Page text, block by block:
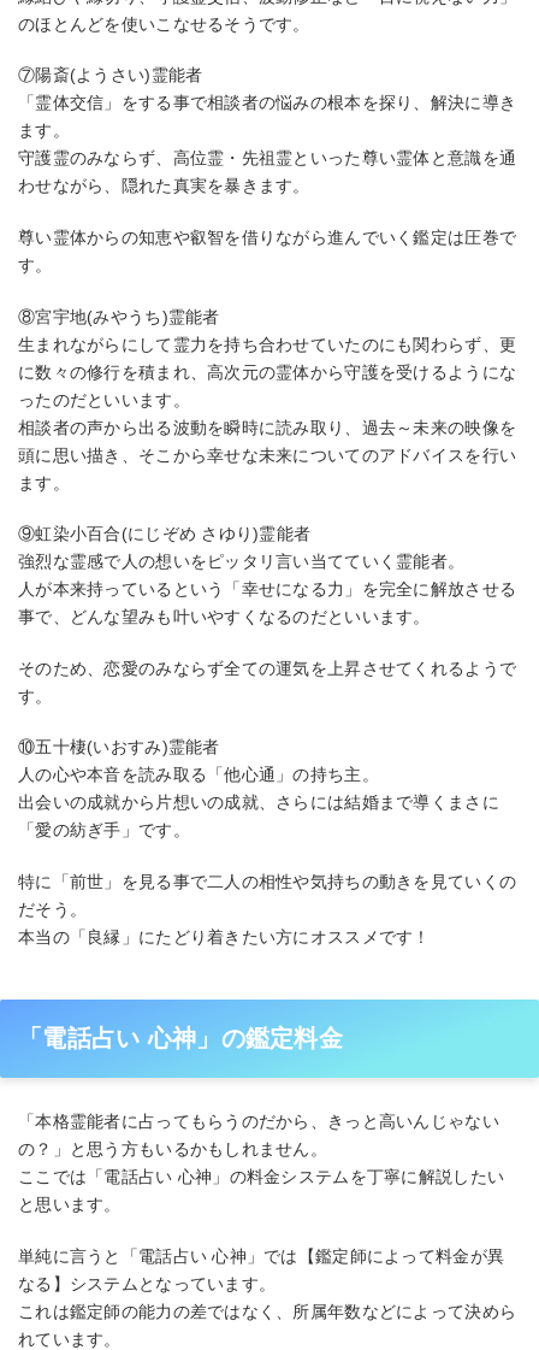
のほとんどを使いこなせるそうです。
⑦陽斎(ようさい)霊能者
「霊体交信」をする事で相談者の悩みの根本を探り、解決に導き
ます。
守護霊のみならず、高位霊・先祖霊といった尊い霊体と意識を通
わせながら、隠れた真実を暴きます。
尊い霊体からの知恵や叡智を借りながら進んでいく鑑定は圧巻で
す。
⑧宮宇地(みやうち)霊能者
生まれながらにして霊力を持ち合わせていたのにも関わらず、更
に数々の修行を積まれ、高次元の霊体から守護を受けるようにな
ったのだといいます。
相談者の声から出る波動を瞬時に読み取り、過去～未来の映像を
頭に思い描き、そこから幸せな未来についてのアドバイスを行い
ます。
⑨虹染小百合(にじぞめ さゆり)霊能者
強烈な霊感で人の想いをピッタリ言い当てていく霊能者。
人が本来持っているという「幸せになる力」を完全に解放させる
事で、どんな望みも叶いやすくなるのだといいます。
そのため、恋愛のみならず全ての運気を上昇させてくれるようで
す。
⑩五十棲(いおすみ)霊能者
人の心や本音を読み取る「他心通」の持ち主。
出会いの成就から片想いの成就、さらには結婚まで導くまさに
「愛の紡ぎ手」です。
特に「前世」を見る事で二人の相性や気持ちの動きを見ていくの
だそう。
本当の「良縁」にたどり着きたい方にオススメです！
「電話占い 心神」の鑑定料金
「本格霊能者に占ってもらうのだから、きっと高いんじゃない
の？」と思う方もいるかもしれません。
ここでは「電話占い 心神」の料金システムを丁寧に解説したい
と思います。
単純に言うと「電話占い 心神」では【鑑定師によって料金が異
なる】システムとなっています。
これは鑑定師の能力の差ではなく、所属年数などによって決めら
れています。